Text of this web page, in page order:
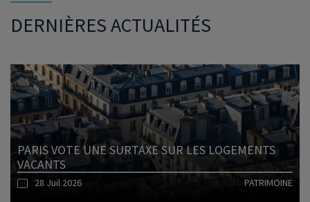
DERNIÈRES ACTUALITÉS
PARIS VOTE UNE SURTAXE SUR LES LOGEMENTS
VACANTS
28 Juil 2026 PATRIMOINE